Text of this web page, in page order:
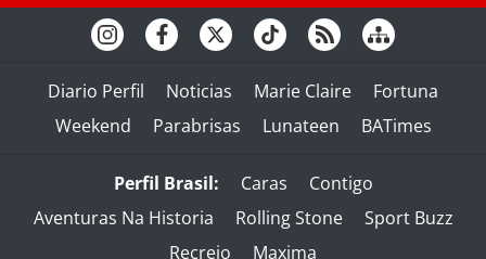
Diario Perfil Noticias Marie Claire
Fortuna
Weekend
Parabrisas Lunateen BATimes
Perfil Brasil: Caras
Contigo
Aventuras Na Historia
Rolling Stone
Sport Buzz
Recreio
Maxima